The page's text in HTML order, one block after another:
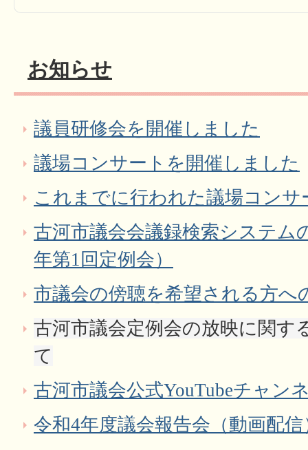
お知らせ
議員研修会を開催しました
議場コンサートを開催しました
これまでに行われた議場コンサ
古河市議会会議録検索システム
年第1回定例会）
市議会の傍聴を希望される方へ
古河市議会定例会の放映に関す
て
古河市議会公式YouTubeチャン
令和4年度議会報告会（動画配信